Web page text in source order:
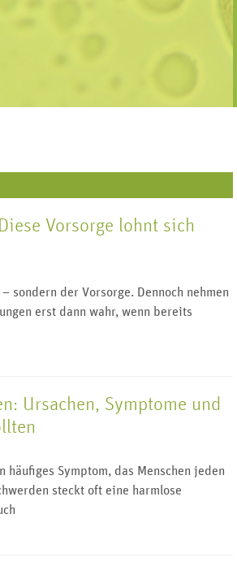
Vorsorge, Symptome, Diagnostik
Jeweils am Monatsende versenden
vergangenen vier Wochen.
Vorsorge lohnt sich
sondern der Vorsorge. Dennoch nehmen
erst dann wahr, wenn bereits
Ursachen, Symptome und
häufiges Symptom, das Menschen jeden
steckt oft eine harmlose